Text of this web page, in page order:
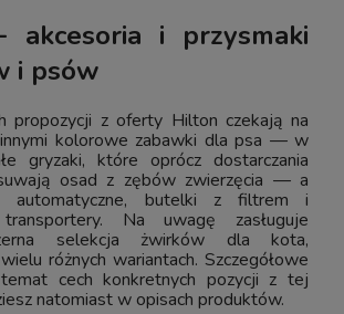
i przysmaki
i psów
propozycji z oferty Hilton czekają na
kolorowe zabawki dla psa — w
gryzaki, które oprócz dostarczania
osad z zębów zwierzęcia — a
automatyczne, butelki z filtrem i
Na uwagę zasługuje
selekcja żwirków dla kota,
różnych wariantach. Szczegółowe
cech konkretnych pozycji z tej
natomiast w opisach produktów.